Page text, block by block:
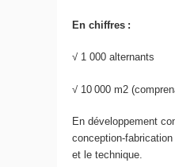
En chiffres :
√ 1 000 alternants
√ 10 000 m2
En développement
conception-
et le technique.